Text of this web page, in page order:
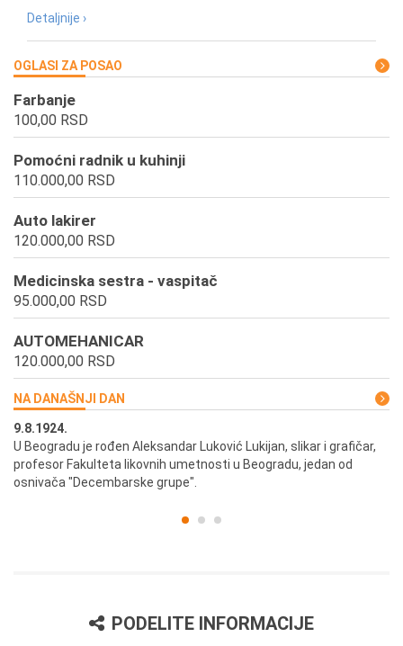
Detaljnije ›
OGLASI ZA POSAO
Farbanje
100,00 RSD
Pomoćni radnik u kuhinji
110.000,00 RSD
Auto lakirer
120.000,00 RSD
Medicinska sestra - vaspitač
95.000,00 RSD
AUTOMEHANICAR
120.000,00 RSD
NA DANAŠNJI DAN
9.8.1924.
U Beogradu je rođen Aleksandar Luković Lukijan, slikar i grafičar,
profesor Fakulteta likovnih umetnosti u Beogradu, jedan od
osnivača "Decembarske grupe".
PODELITE INFORMACIJE